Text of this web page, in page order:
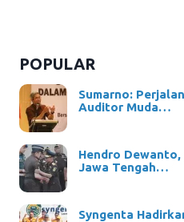
POPULAR
Sumarno:
Auditor Muda…
Hendro
Jawa Tengah…
Syngenta